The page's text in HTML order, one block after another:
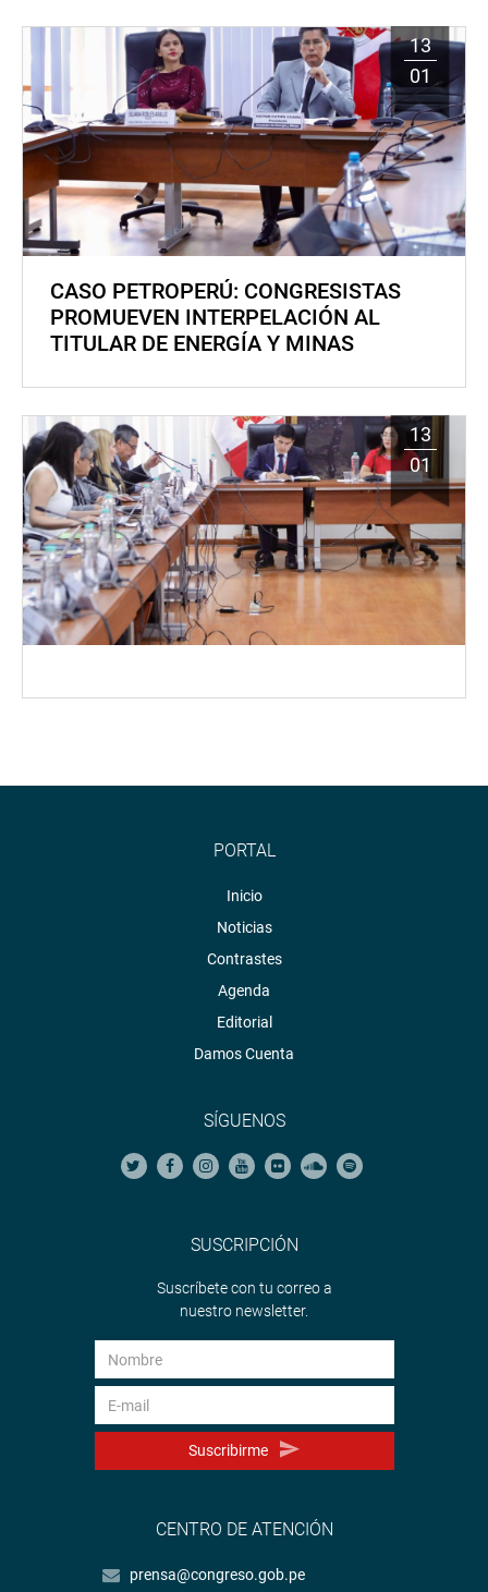
13
01
CASO PETROPERÚ: CONGRESISTAS
PROMUEVEN INTERPELACIÓN AL
TITULAR DE ENERGÍA Y MINAS
13
01
PORTAL
Inicio
Noticias
Contrastes
Agenda
Editorial
Damos Cuenta
SÍGUENOS
SUSCRIPCIÓN
Suscríbete con tu correo a
nuestro newsletter.
Suscribirme
CENTRO DE ATENCIÓN
prensa@congreso.gob.pe